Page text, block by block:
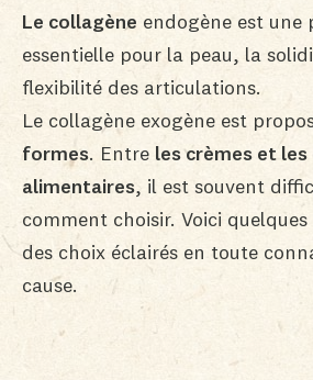
Le collagène endogène est une
essentielle pour la peau, la
flexibilité des articulations.
Le collagène exogène est
formes. Entre les crèmes et
alimentaires, il est souvent
comment choisir. Voici
des choix éclairés en toute
cause.